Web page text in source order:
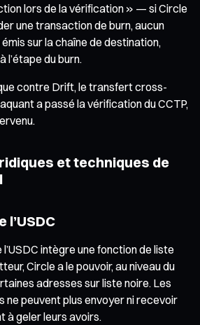
lors de la vérification » — si Circle
une transaction de burn, aucun
sur la chaîne de destination,
l’étape du burn.
contre Drift, le transfert cross-
a passé la vérification du CCTP,
et techniques de
l’USDC
intègre une fonction de liste
Circle a le pouvoir, au niveau du
adresses sur liste noire. Les
ne peuvent plus envoyer ni recevoir
à geler leurs avoirs.